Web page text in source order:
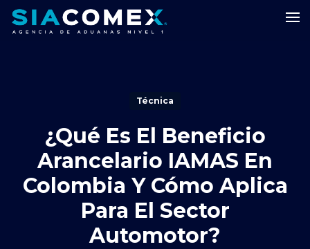
Técnica
¿Qué Es El Beneficio
Arancelario IAMAS En
Colombia Y Cómo Aplica
Para El Sector
Automotor?